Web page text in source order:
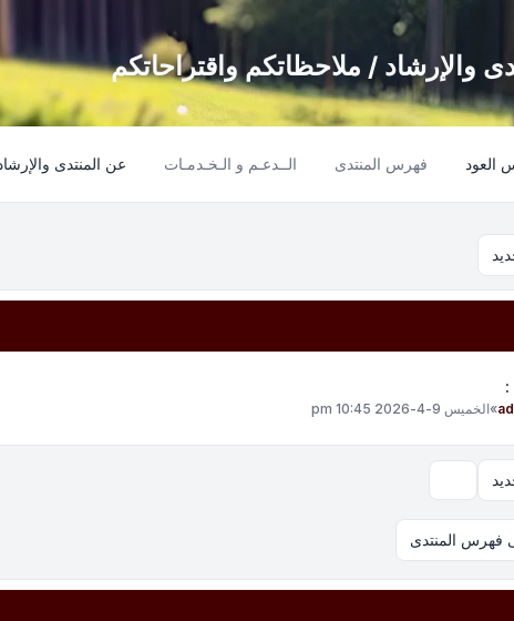
والإرشاد / ملاحظاتكم واقتراحاتكم
العود فهرس المنتدى الــدعـم و الـخـدمـات عن المنتدى
:
»الخميس 9-4-2026 10:45 pm
فهرس المنتدى